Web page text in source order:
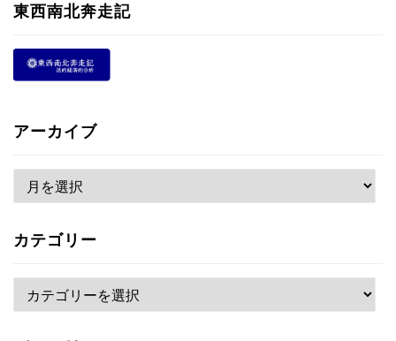
東西南北奔走記
アーカイブ
ー
イ
カテゴリー
テ